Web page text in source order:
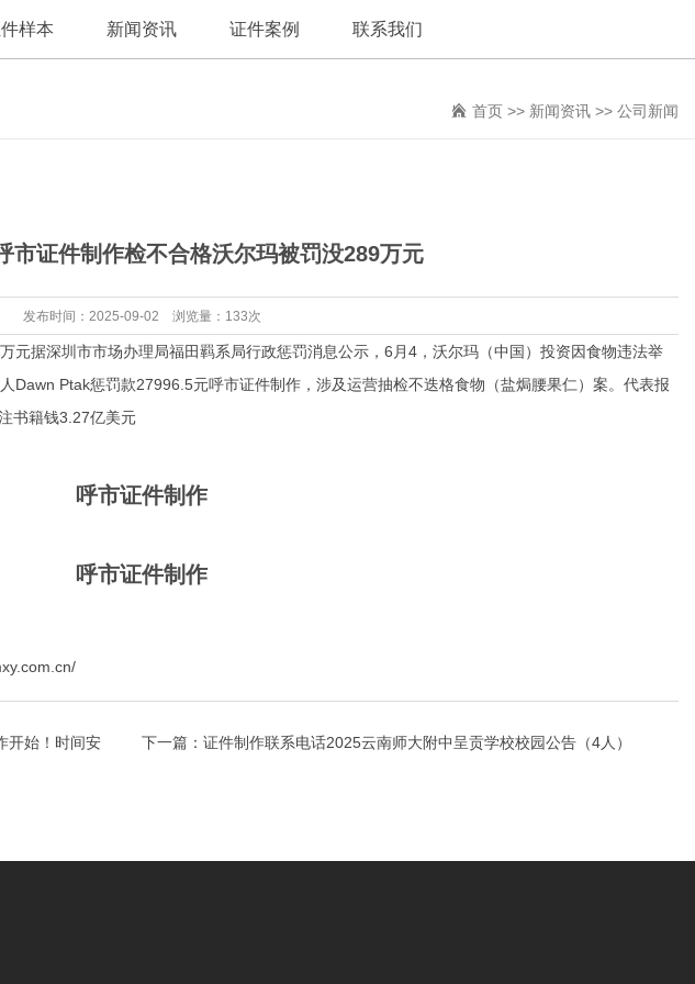
样本 新闻资讯 证件案例 联系我们
首页 >> 新闻资讯 >> 公司新闻
市证件制作检不合格沃尔玛被罚没289万元
发布时间：2025-09-02 浏览量：133次
据深圳市市场办理局福田羁系局行政惩罚消息公示，6月4，沃尔玛（中国）投资因食物违法举
Dawn Ptak惩罚款27996.5元呼市证件制作，涉及运营抽检不迭格食物（盐焗腰果仁）案。代表报
注书籍钱3.27亿美元
呼市证件制作
呼市证件制作
开始！时间安 下一篇： 证件制作联系电话2025云南师大附中呈贡学校校园公告（4人）